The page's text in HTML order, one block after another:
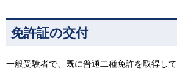
免許証の交付
一般受験者で、既に普通二種免許を取得し